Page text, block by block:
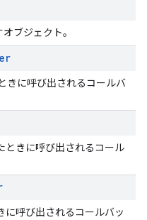
ブジェクト。
きに呼び出されるコールバ
ときに呼び出されるコール
に呼び出されるコールバッ